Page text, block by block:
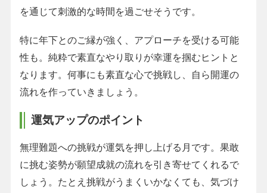
を通じて刺激的な時間を過ごせそうです。
特に年下とのご縁が強く、アプローチを受ける可能
性も。純粋で素直なやり取りが幸運を掴むヒントと
なります。何事にも素直な心で挑戦し、自ら開運の
流れを作っていきましょう。
運気アップのポイント
無理難題への挑戦が運気を押し上げる月です。果敢
に挑む姿勢が願望成就の流れを引き寄せてくれるで
しょう。たとえ挑戦がうまくいかなくても、気づけ